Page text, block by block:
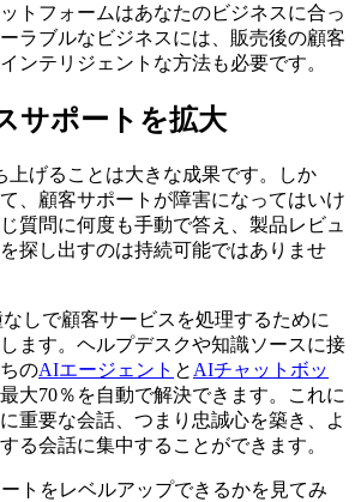
トフォームはあなたのビジネスに合っ
ラブルなビジネスには、販売後の顧客
ンテリジェントな方法も必要です。
サポートを拡大
上げることは大きな成果です。しか
、顧客サポートが障害になってはいけ
質問に何度も手動で答え、製品レビュ
探し出すのは持続可能ではありませ
しで顧客サービスを処理するために
ます。ヘルプデスクや知識ソースに接
のAIエージェント と AIチャットボッ
大70％を自動で解決できます。これに
重要な会話、つまり忠誠心を築き、よ
る会話に集中することができます。
トをレベルアップできるかを見てみ